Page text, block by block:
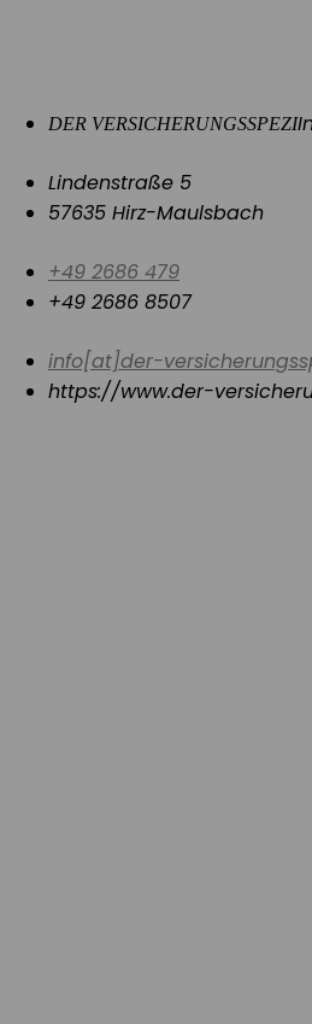
DER VERSICHERUNGSSPEZI
Lindenstraße 5
57635 Hirz-Maulsbach
+49 2686 479
+49 2686 8507
info[at]der-
https://www.der-